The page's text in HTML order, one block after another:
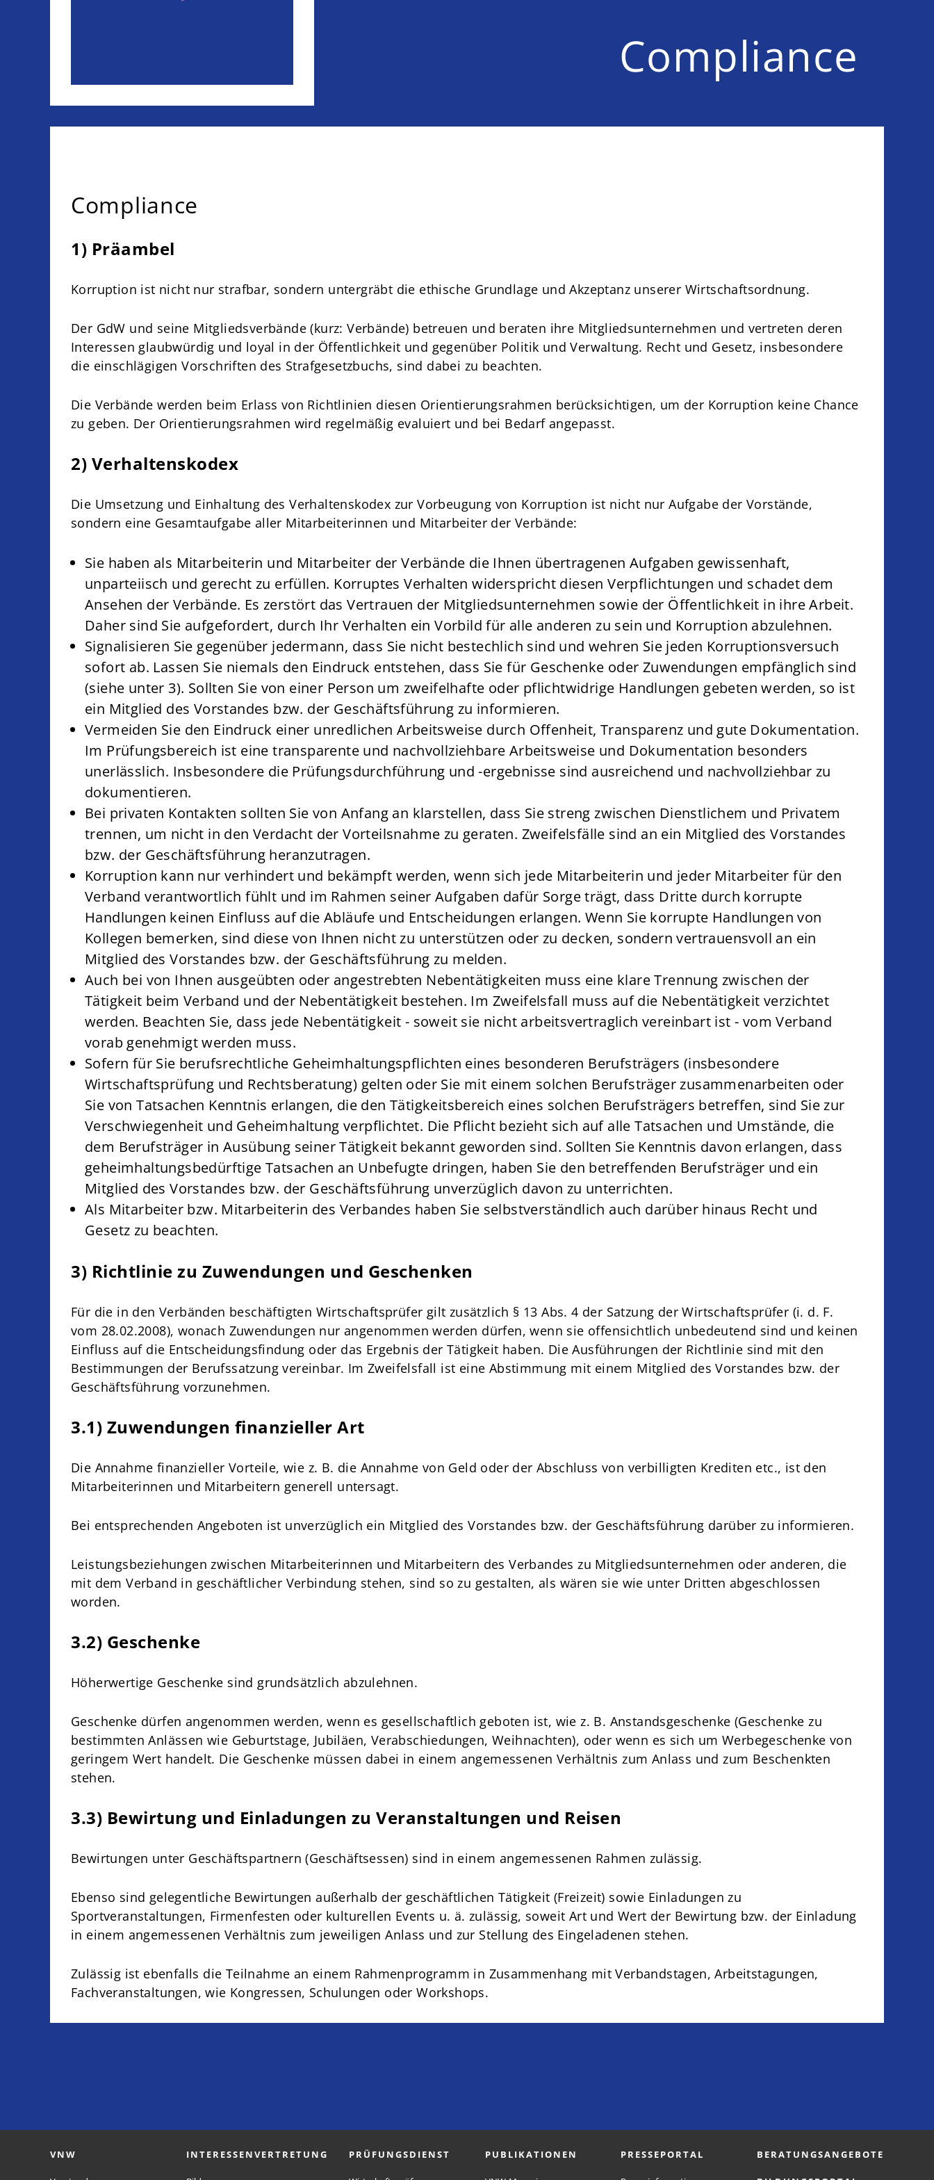
Compliance
Compliance
1) Präambel
Korruption ist nicht nur strafbar, sondern untergräbt die ethische Grundlage und Akzeptanz unserer Wirtschaftsordnung.
Der GdW und seine Mitgliedsverbände (kurz: Verbände) betreuen und beraten ihre Mitgliedsunternehmen und vertreten deren
Interessen glaubwürdig und loyal in der Öffentlichkeit und gegenüber Politik und Verwaltung. Recht und Gesetz, insbesondere
die einschlägigen Vorschriften des Strafgesetzbuchs, sind dabei zu beachten.
Die Verbände werden beim Erlass von Richtlinien diesen Orientierungsrahmen berücksichtigen, um der Korruption keine Chance
zu geben. Der Orientierungsrahmen wird regelmäßig evaluiert und bei Bedarf angepasst.
2) Verhaltenskodex
Die Umsetzung und Einhaltung des Verhaltenskodex zur Vorbeugung von Korruption ist nicht nur Aufgabe der Vorstände,
sondern eine Gesamtaufgabe aller Mitarbeiterinnen und Mitarbeiter der Verbände:
Sie haben als Mitarbeiterin und Mitarbeiter der Verbände die Ihnen übertragenen Aufgaben gewissenhaft,
unparteiisch und gerecht zu erfüllen. Korruptes Verhalten widerspricht diesen Verpflichtungen und schadet dem
Ansehen der Verbände. Es zerstört das Vertrauen der Mitgliedsunternehmen sowie der Öffentlichkeit in ihre Arbeit.
Daher sind Sie aufgefordert, durch Ihr Verhalten ein Vorbild für alle anderen zu sein und Korruption abzulehnen.
Signalisieren Sie gegenüber jedermann, dass Sie nicht bestechlich sind und wehren Sie jeden Korruptionsversuch
sofort ab. Lassen Sie niemals den Eindruck entstehen, dass Sie für Geschenke oder Zuwendungen empfänglich sind
(siehe unter 3). Sollten Sie von einer Person um zweifelhafte oder pflichtwidrige Handlungen gebeten werden, so ist
ein Mitglied des Vorstandes bzw. der Geschäftsführung zu informieren.
Vermeiden Sie den Eindruck einer unredlichen Arbeitsweise durch Offenheit, Transparenz und gute Dokumentation.
Im Prüfungsbereich ist eine transparente und nachvollziehbare Arbeitsweise und Dokumentation besonders
unerlässlich. Insbesondere die Prüfungsdurchführung und -ergebnisse sind ausreichend und nachvollziehbar zu
dokumentieren.
Bei privaten Kontakten sollten Sie von Anfang an klarstellen, dass Sie streng zwischen Dienstlichem und Privatem
trennen, um nicht in den Verdacht der Vorteilsnahme zu geraten. Zweifelsfälle sind an ein Mitglied des Vorstandes
bzw. der Geschäftsführung heranzutragen.
Korruption kann nur verhindert und bekämpft werden, wenn sich jede Mitarbeiterin und jeder Mitarbeiter für den
Verband verantwortlich fühlt und im Rahmen seiner Aufgaben dafür Sorge trägt, dass Dritte durch korrupte
Handlungen keinen Einfluss auf die Abläufe und Entscheidungen erlangen. Wenn Sie korrupte Handlungen von
Kollegen bemerken, sind diese von Ihnen nicht zu unterstützen oder zu decken, sondern vertrauensvoll an ein
Mitglied des Vorstandes bzw. der Geschäftsführung zu melden.
Auch bei von Ihnen ausgeübten oder angestrebten Nebentätigkeiten muss eine klare Trennung zwischen der
Tätigkeit beim Verband und der Nebentätigkeit bestehen. Im Zweifelsfall muss auf die Nebentätigkeit verzichtet
werden. Beachten Sie, dass jede Nebentätigkeit - soweit sie nicht arbeitsvertraglich vereinbart ist - vom Verband
vorab genehmigt werden muss.
Sofern für Sie berufsrechtliche Geheimhaltungspflichten eines besonderen Berufsträgers (insbesondere
Wirtschaftsprüfung und Rechtsberatung) gelten oder Sie mit einem solchen Berufsträger zusammenarbeiten oder
Sie von Tatsachen Kenntnis erlangen, die den Tätigkeitsbereich eines solchen Berufsträgers betreffen, sind Sie zur
Verschwiegenheit und Geheimhaltung verpflichtet. Die Pflicht bezieht sich auf alle Tatsachen und Umstände, die
dem Berufsträger in Ausübung seiner Tätigkeit bekannt geworden sind. Sollten Sie Kenntnis davon erlangen, dass
geheimhaltungsbedürftige Tatsachen an Unbefugte dringen, haben Sie den betreffenden Berufsträger und ein
Mitglied des Vorstandes bzw. der Geschäftsführung unverzüglich davon zu unterrichten.
Als Mitarbeiter bzw. Mitarbeiterin des Verbandes haben Sie selbstverständlich auch darüber hinaus Recht und
Gesetz zu beachten.
3) Richtlinie zu Zuwendungen und Geschenken
Für die in den Verbänden beschäftigten Wirtschaftsprüfer gilt zusätzlich § 13 Abs. 4 der Satzung der Wirtschaftsprüfer (i. d. F.
vom 28.02.2008), wonach Zuwendungen nur angenommen werden dürfen, wenn sie offensichtlich unbedeutend sind und keinen
Einfluss auf die Entscheidungsfindung oder das Ergebnis der Tätigkeit haben. Die Ausführungen der Richtlinie sind mit den
Bestimmungen der Berufssatzung vereinbar. Im Zweifelsfall ist eine Abstimmung mit einem Mitglied des Vorstandes bzw. der
Geschäftsführung vorzunehmen.
3.1) Zuwendungen finanzieller Art
Die Annahme finanzieller Vorteile, wie z. B. die Annahme von Geld oder der Abschluss von verbilligten Krediten etc., ist den
Mitarbeiterinnen und Mitarbeitern generell untersagt.
Bei entsprechenden Angeboten ist unverzüglich ein Mitglied des Vorstandes bzw. der Geschäftsführung darüber zu informieren.
Leistungsbeziehungen zwischen Mitarbeiterinnen und Mitarbeitern des Verbandes zu Mitgliedsunternehmen oder anderen, die
mit dem Verband in geschäftlicher Verbindung stehen, sind so zu gestalten, als wären sie wie unter Dritten abgeschlossen
worden.
3.2) Geschenke
Höherwertige Geschenke sind grundsätzlich abzulehnen.
Geschenke dürfen angenommen werden, wenn es gesellschaftlich geboten ist, wie z. B. Anstandsgeschenke (Geschenke zu
bestimmten Anlässen wie Geburtstage, Jubiläen, Verabschiedungen, Weihnachten), oder wenn es sich um Werbegeschenke von
geringem Wert handelt. Die Geschenke müssen dabei in einem angemessenen Verhältnis zum Anlass und zum Beschenkten
stehen.
3.3) Bewirtung und Einladungen zu Veranstaltungen und Reisen
Bewirtungen unter Geschäftspartnern (Geschäftsessen) sind in einem angemessenen Rahmen zulässig.
Ebenso sind gelegentliche Bewirtungen außerhalb der geschäftlichen Tätigkeit (Freizeit) sowie Einladungen zu
Sportveranstaltungen, Firmenfesten oder kulturellen Events u. ä. zulässig, soweit Art und Wert der Bewirtung bzw. der Einladung
in einem angemessenen Verhältnis zum jeweiligen Anlass und zur Stellung des Eingeladenen stehen.
Zulässig ist ebenfalls die Teilnahme an einem Rahmenprogramm in Zusammenhang mit Verbandstagen, Arbeitstagungen,
Fachveranstaltungen, wie Kongressen, Schulungen oder Workshops.
VNW INTERESSENVERTRETUNG PRÜFUNGSDIENST PUBLIKATIONEN PRESSEPORTAL BERATUNGSANGEBOTE